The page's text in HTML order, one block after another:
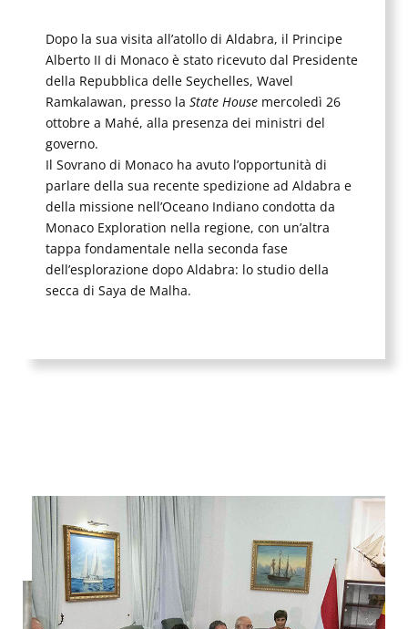
Dopo la sua visita all’atollo di Aldabra, il Principe
Alberto II di Monaco è stato ricevuto dal Presidente
della Repubblica delle Seychelles, Wavel
Ramkalawan, presso la State House mercoledì 26
ottobre a Mahé, alla presenza dei ministri del
governo.
Il Sovrano di Monaco ha avuto l’opportunità di
parlare della sua recente spedizione ad Aldabra e
della missione nell’Oceano Indiano condotta da
Monaco Exploration nella regione, con un’altra
tappa fondamentale nella seconda fase
dell’esplorazione dopo Aldabra: lo studio della
secca di Saya de Malha.